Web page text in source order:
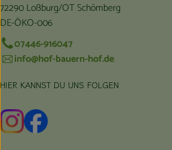
72290 Loßburg/OT Schömberg
DE-ÖKO-006
07446-916047
info@hof-bauern-hof.de
HIER KANNST DU UNS FOLGEN
Externer Link zu https://
Externer Link zu https://